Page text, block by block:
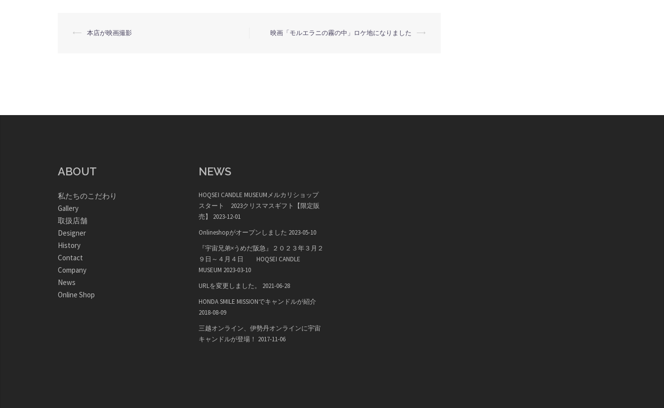
投
⟵ 本店が映画撮影 映画「モルエラニの霧の中」ロケ地になりました ⟶
ABOUT
私たちのこだわり
Gallery
取扱店舗
Designer
History
Contact
Company
News
Online Shop
NEWS
HOQSEI CANDLE MUSEUMメルカリショップ
スタート 2023クリスマスギフト【限定販
売】
2023-12-01
Onlineshopがオープンしました 2023-05-10
『宇宙兄弟×うめだ阪急』２０２３年３月２
９日～４月４日 HOQSEI CANDLE
MUSEUM 2023-03-10
URLを変更しました。
2021-06-28
HONDA SMILE MISSIONでキャンドルが紹介
2018-08-09
三越オンライン、伊勢丹オンラインに宇宙
キャンドルが登場！ 2017-11-06